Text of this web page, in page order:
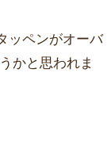
ッペンがオーバ
かと思われま